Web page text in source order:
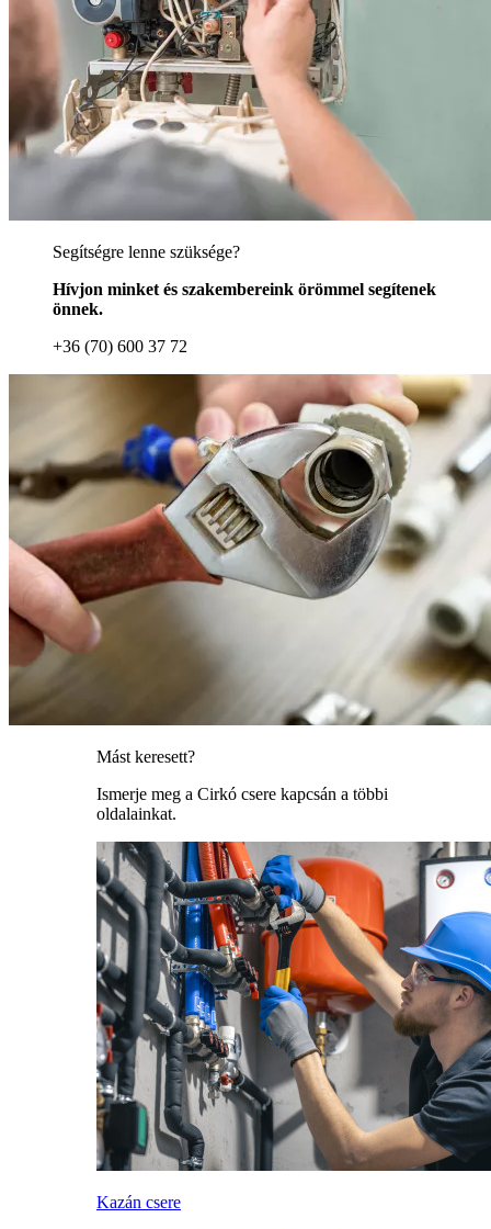
Segítségre lenne szüksége?
Hívjon minket és szakembereink örömmel segítenek
önnek.
+36 (70) 600 37 72
Mást keresett?
Ismerje meg a Cirkó csere kapcsán a többi
oldalainkat.
Kazán csere